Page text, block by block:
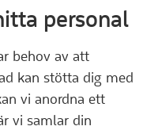
personal
behov av att
kan stötta dig med
vi anordna ett
vi samlar din